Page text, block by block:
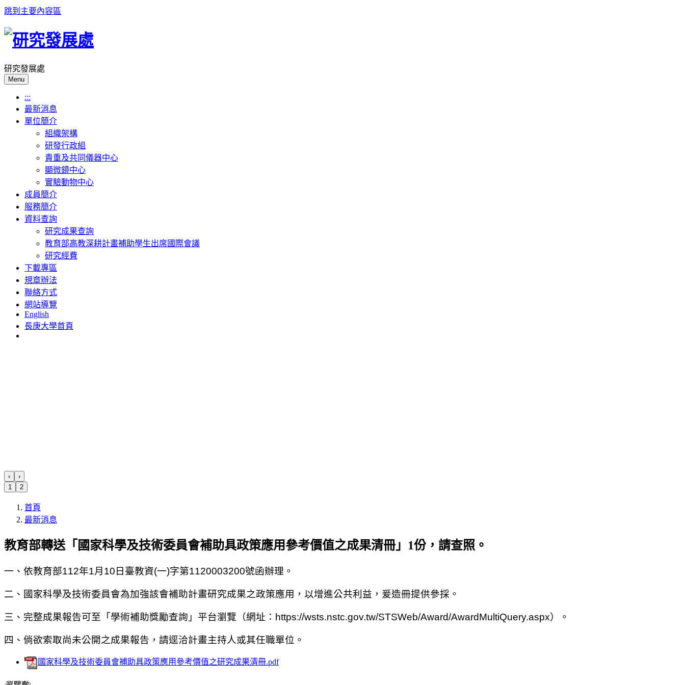
跳到主要內容區
研究發展處
Menu
:::
最新消息
單位簡介
組織架構
研發行政組
貴重及共同儀器中心
顯微鏡中心
實驗動物中心
成員簡介
服務簡介
資料查詢
研究成果查詢
教育部高教深耕計畫補助學生出席國際會議
研究經費
下載專區
規章辦法
聯絡方式
網站導覽
English
長庚大學首頁
‹
›
1
2
首頁
最新消息
教育部轉送「國家科學及技術委員會補助具政策應用參考價值之成果清冊」1份，請查照。
一、依教育部112年1月10日臺教資(一)字第1120003200號函辦理。
二、 國家科學及技術委員會為加強該會補助計畫研究成果之政策應用，以增進公共利益，爰造冊提供參採。
三、 完整成果報告可至「學術補助獎勵查詢」平台瀏覽（網址： https://wsts.nstc.gov.tw/STSWeb/Award/AwardMultiQuery.aspx）。
四、 倘欲索取尚未公開之成果報告，請逕洽計畫主持人或其任職單位。
國家科學及技術委員會補助具政策應用參考價值之研究成果清冊.pdf